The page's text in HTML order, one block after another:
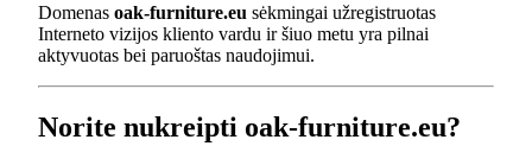
Domenas oak-furniture.eu sėkmingai užregistruotas
Interneto vizijos kliento vardu ir šiuo metu yra pilnai
aktyvuotas bei paruoštas naudojimui.
Norite nukreipti oak-furniture.eu?